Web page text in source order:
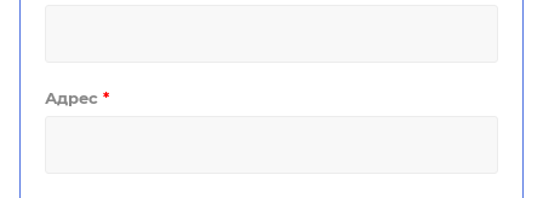
Адрес *